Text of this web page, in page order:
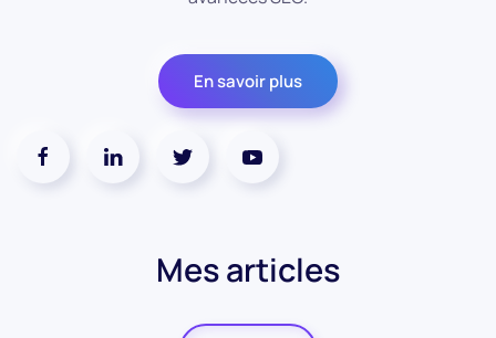
En savoir plus
Mes articles